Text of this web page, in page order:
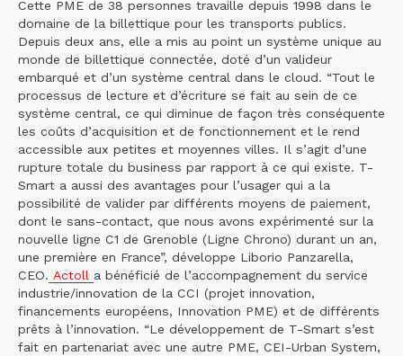
Cette PME de 38 personnes travaille depuis 1998 dans le
domaine de la billettique pour les transports publics.
Depuis deux ans, elle a mis au point un système unique au
monde de billettique connectée, doté d’un valideur
embarqué et d’un système central dans le cloud. “Tout le
processus de lecture et d’écriture se fait au sein de ce
système central, ce qui diminue de façon très conséquente
les coûts d’acquisition et de fonctionnement et le rend
accessible aux petites et moyennes villes. Il s’agit d’une
rupture totale du business par rapport à ce qui existe. T-
Smart a aussi des avantages pour l’usager qui a la
possibilité de valider par différents moyens de paiement,
dont le sans-contact, que nous avons expérimenté sur la
nouvelle ligne C1 de Grenoble (Ligne Chrono) durant un an,
une première en France”, développe Liborio Panzarella,
CEO. Actoll a bénéficié de l’accompagnement du service
industrie/innovation de la CCI (projet innovation,
financements européens, Innovation PME) et de différents
prêts à l’innovation. “Le développement de T-Smart s’est
fait en partenariat avec une autre PME, CEI-Urban System,